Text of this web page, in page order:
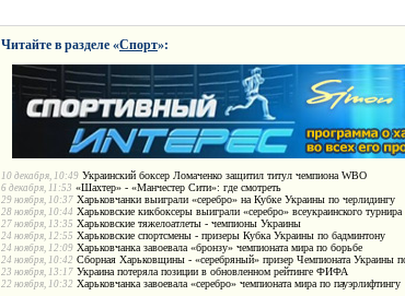
Читайте в разделе «Спорт»:
10 декабря, 10:49 Украинский боксер Ломаченко защитил титул чемпиона WBO
6 декабря, 11:53 «Шахтер» - «Манчестер Сити»: где смотреть
29 ноября, 10:37 Харьковчанки выиграли «серебро» на Кубке Украины по черлидингу
28 ноября, 10:44 Харьковские кикбоксеры выиграли «серебро» всеукраинского турнира
27 ноября, 13:35 Харьковские тяжелоатлеты - чемпионы Украины
24 ноября, 12:55 Харьковские спортсмены - призеры Кубка Украины по бадминтону
24 ноября, 12:09 Харьковчанка завоевала «бронзу» чемпионата мира по борьбе
24 ноября, 10:42 Сборная Харьковщины - «серебряный» призер Чемпионата Украины
23 ноября, 13:17 Украина потеряла позиции в обновленном рейтинге ФИФА
22 ноября, 10:32 Харьковчанка завоевала «серебро» чемпионата мира по пауэрлифтингу